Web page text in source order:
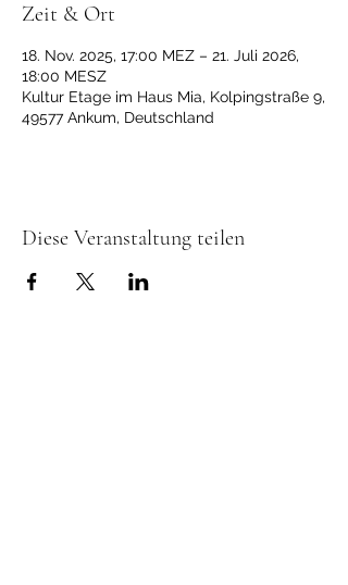
Zeit & Ort
18. Nov. 2025, 17:00 MEZ – 21. Juli 2026,
18:00 MESZ
Kultur Etage im Haus Mia, Kolpingstraße 9,
49577 Ankum, Deutschland
Diese Veranstaltung teilen